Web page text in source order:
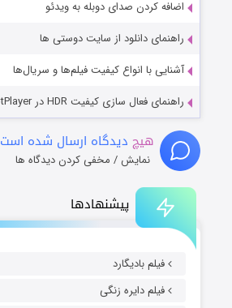
پیشنهادها
فیلم بادیگارد
فیلم دایره زنگی
اضافه کردن صدای دوبله به ویدئو
راهنمای دانلود از سایت دوستی ها
آشنایی با انواع کیفیت فیلم‌ها و سریال‌ها
راهنمای فعال سازی کیفیت HDR در PotPlayer
هیچ دیدگاه ارسال شده است
نمایش / مخفی کردن دیدگاه ها